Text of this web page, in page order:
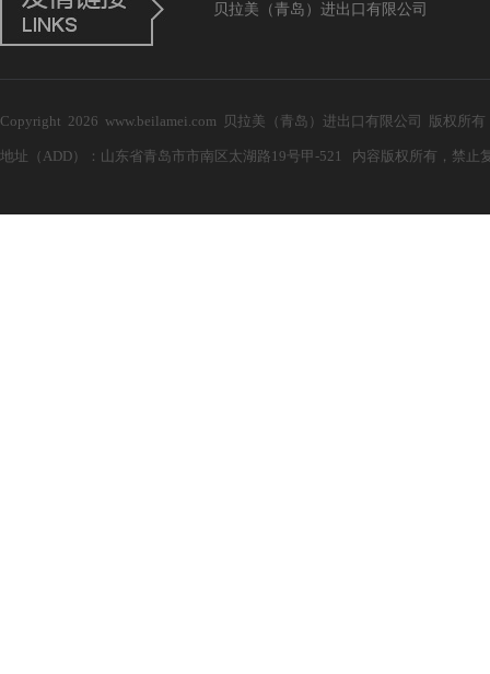
贝拉美（青岛）进出口有限公司
Copyright 2026 www.beilamei.com 贝拉美（青岛）进出口有限公司 版权所
地址（ADD）：山东省青岛市市南区太湖路19号甲-521 内容版权所有，禁